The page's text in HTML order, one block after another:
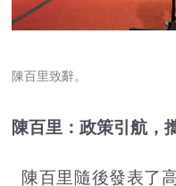
陳百里致辭。
陳百里：政策引航，
陳百里隨後發表了